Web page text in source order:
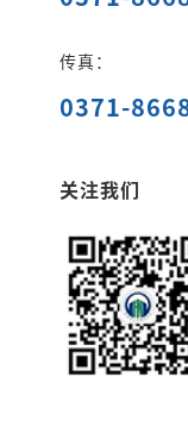
传真：
0371-
关注我们